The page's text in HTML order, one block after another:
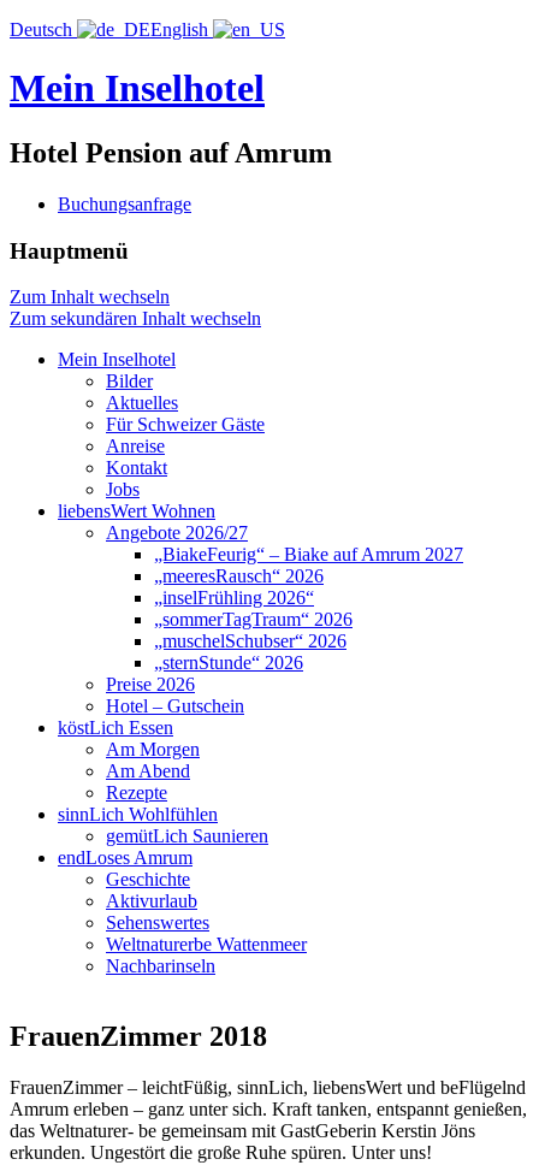
Deutsch English
Mein Inselhotel
Hotel Pension auf Amrum
Buchungsanfrage
Hauptmenü
Zum Inhalt wechseln
Zum sekundären Inhalt wechseln
Mein Inselhotel
Bilder
Aktuelles
Für Schweizer Gäste
Anreise
Kontakt
Jobs
liebensWert Wohnen
Angebote 2026/27
„BiakeFeurig“ – Biake auf Amrum 2027
„meeresRausch“ 2026
„inselFrühling 2026“
„sommerTagTraum“ 2026
„muschelSchubser“ 2026
„sternStunde“ 2026
Preise 2026
Hotel – Gutschein
köstLich Essen
Am Morgen
Am Abend
Rezepte
sinnLich Wohlfühlen
gemütLich Saunieren
endLoses Amrum
Geschichte
Aktivurlaub
Sehenswertes
Weltnaturerbe Wattenmeer
Nachbarinseln
FrauenZimmer 2018
FrauenZimmer – leichtFüßig, sinnLich, liebensWert und beFlügelnd
Amrum erleben – ganz unter sich. Kraft tanken, entspannt genießen,
das Weltnaturer- be gemeinsam mit GastGeberin Kerstin Jöns
erkunden. Ungestört die große Ruhe spüren. Unter uns!